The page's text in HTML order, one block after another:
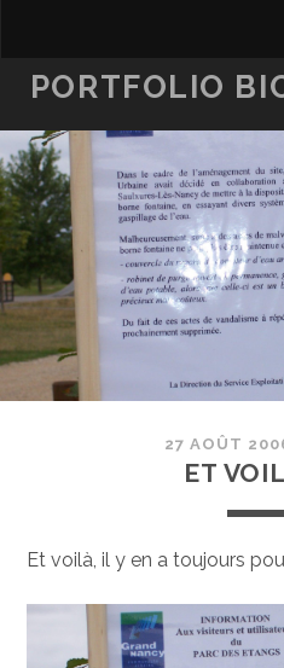
PORTFOLIO
27 AOÛT
ET
Et voilà, il y en a toujours